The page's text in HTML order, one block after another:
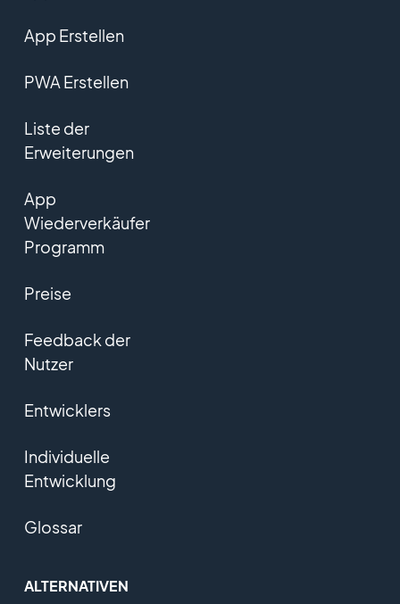
App Erstellen
PWA Erstellen
Liste der
Erweiterungen
App
Wiederverkäufer
Programm
Preise
Feedback der
Nutzer
Entwicklers
Individuelle
Entwicklung
Glossar
ALTERNATIVEN